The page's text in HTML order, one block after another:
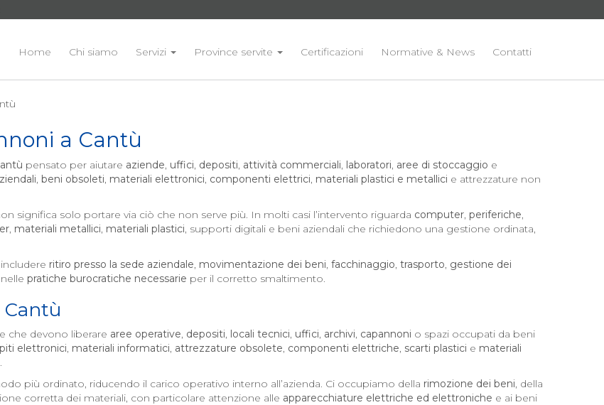
Home Chi siamo Servizi Province servite Certificazioni Normative & News Contatti
a Cantù
pensato per aiutare aziende, uffici, depositi, attività commerciali, laboratori, aree di stoccaggio e
, beni obsoleti, materiali elettronici, componenti elettrici, materiali plastici e metallici e attrezzature non
significa solo portare via ciò che non serve più. In molti casi l’intervento riguarda computer, periferiche,
, materiali metallici, materiali plastici, supporti digitali e beni aziendali che richiedono una gestione ordinata,
ritiro presso la sede aziendale, movimentazione dei beni, facchinaggio, trasporto, gestione dei
pratiche burocratiche necessarie per il corretto smaltimento.
Cantù
che devono liberare aree operative, depositi, locali tecnici, uffici, archivi, capannoni o spazi occupati da beni
elettronici, materiali informatici, attrezzature obsolete, componenti elettriche, scarti plastici e materiali
più ordinato, riducendo il carico operativo interno all’azienda. Ci occupiamo della rimozione dei beni, della
corretta dei materiali, con particolare attenzione alle apparecchiature elettriche ed elettroniche e ai beni